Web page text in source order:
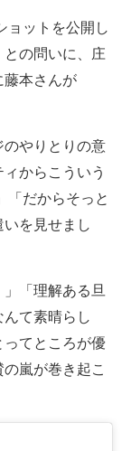
ョットを公開し
の問いに、庄
藤本さんが
やりとりの意
からこういう
「だからそっと
を見せまし
「理解ある旦
て素晴らし
ってところが優
嵐が巻き起こ